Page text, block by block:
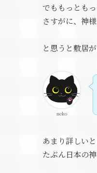
でももっとも
さすがに、神
と思うと敷居
neko
あまり詳しい
たぶん日本の